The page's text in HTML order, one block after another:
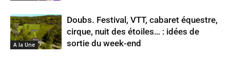
A la Une
Doubs. Festival, VTT, cabaret équestre,
cirque, nuit des étoiles… : idées de
sortie du week-end